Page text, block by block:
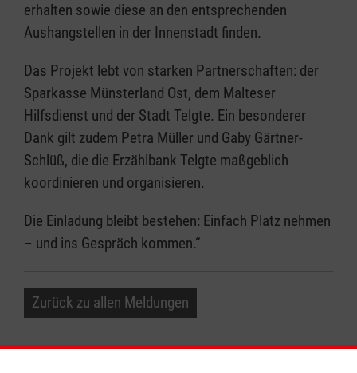
erhalten sowie diese an den entsprechenden
Aushangstellen in der Innenstadt finden.
Das Projekt lebt von starken Partnerschaften: der
Sparkasse Münsterland Ost, dem Malteser
Hilfsdienst und der Stadt Telgte. Ein besonderer
Dank gilt zudem Petra Müller und Gaby Gärtner-
Schlüß, die die Erzählbank Telgte maßgeblich
koordinieren und organisieren.
Die Einladung bleibt bestehen: Einfach Platz nehmen
– und ins Gespräch kommen.“
Zurück zu allen Meldungen